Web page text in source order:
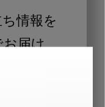
情報を
届け